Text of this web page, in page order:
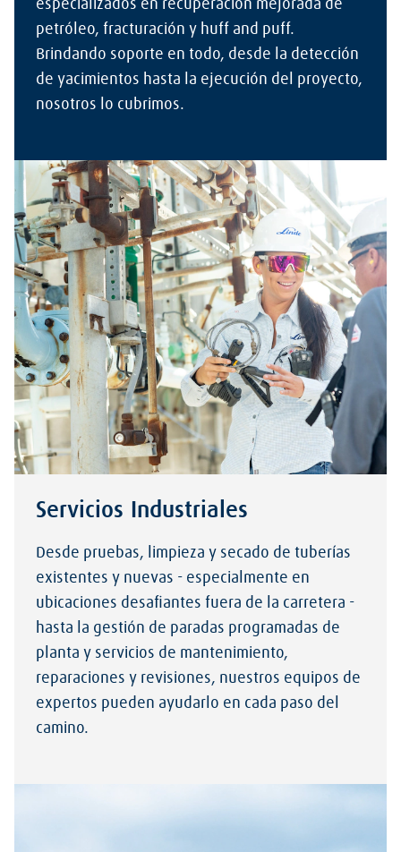
especializados en recuperación mejorada de
petróleo, fracturación y huff and puff.
Brindando soporte en todo, desde la detección
de yacimientos hasta la ejecución del proyecto,
nosotros lo cubrimos.
Servicios Industriales
Desde pruebas, limpieza y secado de tuberías
existentes y nuevas - especialmente en
ubicaciones desafiantes fuera de la carretera -
hasta la gestión de paradas programadas de
planta y servicios de mantenimiento,
reparaciones y revisiones, nuestros equipos de
expertos pueden ayudarlo en cada paso del
camino.